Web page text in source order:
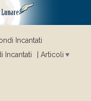
Incantati
Incantati
Articoli